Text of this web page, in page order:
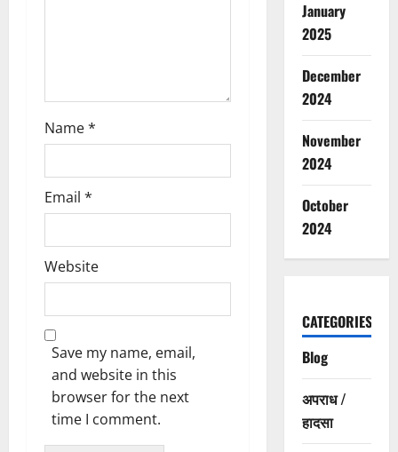
Name*
Email *
Website
Save my name, email,
and website in this
browser for the next
time I comment.
January
2025
December
2024
November
2024
October
2024
CATEGORIES
Blog
अपराध /
हादसा